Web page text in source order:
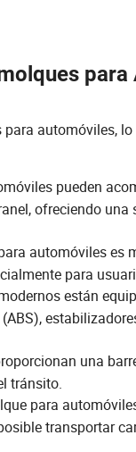
automóviles,
pueden
ofreciendo
automóviles es
para
están
una
tránsito.
para
transportar